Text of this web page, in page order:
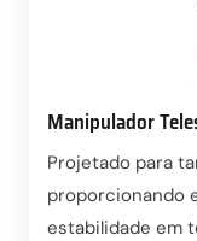
Manipulador
Projetado para
proporcionando
estabilidade em